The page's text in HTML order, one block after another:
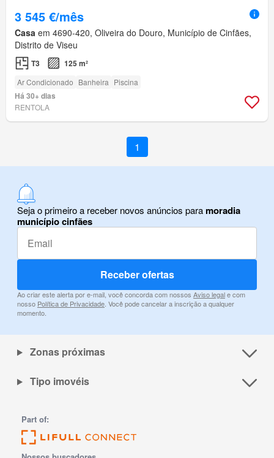
3 545 €/mês
Casa em 4690-420, Oliveira do Douro, Município de Cinfães,
Distrito de Viseu
T3 125 m²
Ar Condicionado Banheira Piscina
Há 30+ dias
RENTOLA
1
Seja o primeiro a receber novos anúncios paramoradia
município cinfães
Receber ofertas
Ao criar este alerta por e-mail, você concorda com nossos Aviso legale com
nosso Política de Privacidade. Você pode cancelar a inscrição a qualquer
momento.
Zonas próximas
Tipo imovéis
Part of: